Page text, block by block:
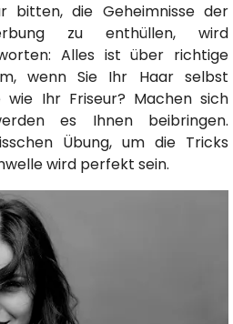
bitten, die Geheimnisse der
zu enthüllen, wird
Alles ist über richtige
wenn Sie Ihr Haar selbst
wie Ihr Friseur? Machen sich
es Ihnen beibringen.
Übung, um die Tricks
wird perfekt sein.